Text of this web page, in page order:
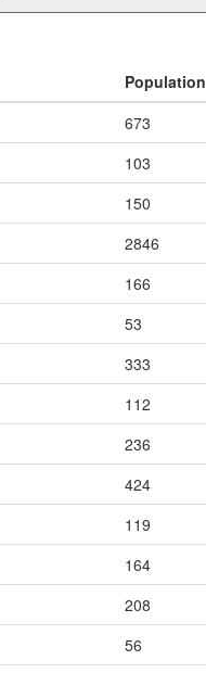
Population
673
103
150
2846
166
53
333
112
236
424
119
164
208
56